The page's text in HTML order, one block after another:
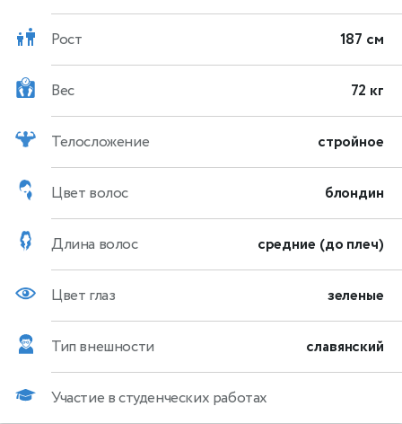
Рост 187 см
Вес 72 кг
Телосложение стройное
Цвет волос блондин
Длина волос средние (до плеч)
Цвет глаз зеленые
Тип внешности славянский
Участие в студенческих работах